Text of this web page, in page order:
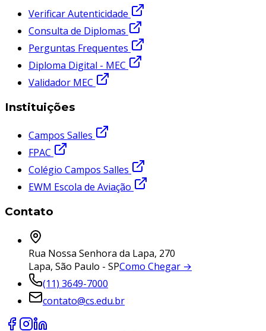
Verificar Autenticidade
Consulta de Diplomas
Perguntas Frequentes
Diploma Digital - MEC
Validador MEC
Instituições
Campos Salles
FPAC
Colégio Campos Salles
EWM Escola de Aviação
Contato
Rua Nossa Senhora da Lapa, 270
Lapa, São Paulo - SPComo Chegar →
(11) 3649-7000
contato@cs.edu.br